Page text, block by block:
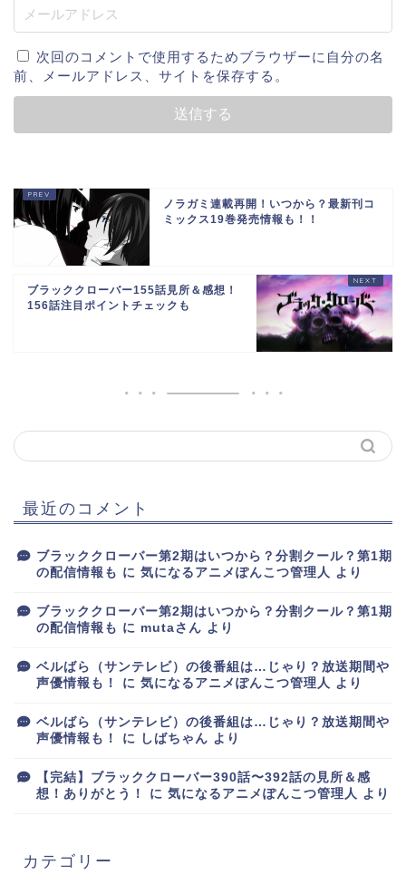
次回のコメントで使用するためブラウザーに自分の名
前、メールアドレス、サイトを保存する。
ノラガミ連載再開！いつから？最新刊コ
ミックス19巻発売情報も！！
ブラッククローバー155話見所＆感想！
156話注目ポイントチェックも
最近のコメント
ブラッククローバー第2期はいつから？分割クール？第1期
の配信情報も に 気になるアニメぽんこつ管理人 より
ブラッククローバー第2期はいつから？分割クール？第1期
の配信情報も に mutaさん より
ベルばら（サンテレビ）の後番組は…じゃり？放送期間や
声優情報も！
に 気になるアニメぽんこつ管理人 より
ベルばら（サンテレビ）の後番組は…じゃり？放送期間や
声優情報も！
に しばちゃん より
【完結】ブラッククローバー390話〜392話の見所＆感
想！ありがとう！
に 気になるアニメぽんこつ管理人 より
カテゴリー